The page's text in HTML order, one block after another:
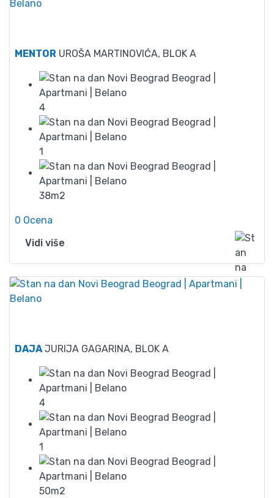
MENTOR UROŠA MARTINOVIĆA, BLOK A
4
1
38m2
0 Ocena
Vidi više
DAJA JURIJA GAGARINA, BLOK A
4
1
50m2